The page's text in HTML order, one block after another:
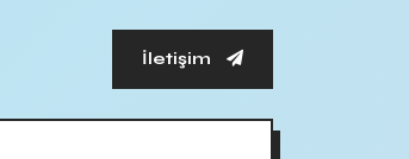
İletişim